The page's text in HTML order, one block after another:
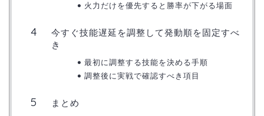
火力だけを優先すると勝率が下がる場面
今すぐ技能遅延を調整して発動順を固定すべ
き
最初に調整する技能を決める手順
調整後に実戦で確認すべき項目
まとめ